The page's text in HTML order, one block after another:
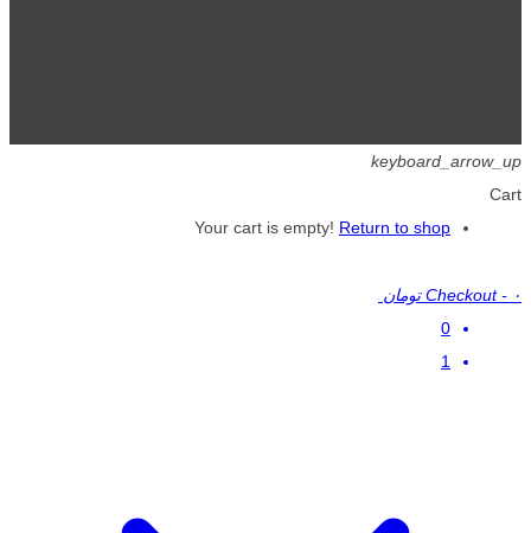
keyboard_arrow_up
Cart
Your cart is empty! Return to shop
Checkout - ۰ تومان
0
1